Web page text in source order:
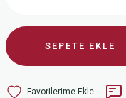
SEPETE EKLE